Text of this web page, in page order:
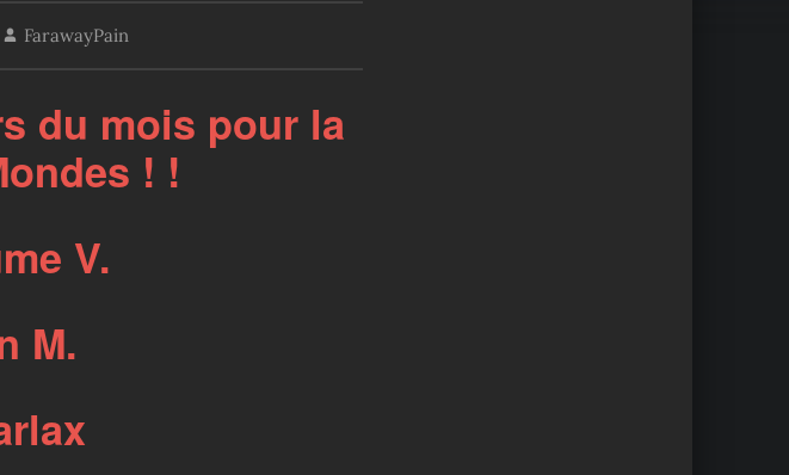
FarawayPain
du mois pour la
! !
V.
M.